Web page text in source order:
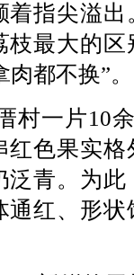
指尖溢
枝最大的
都不换”。
村一片10
色果实
青。为
红、形